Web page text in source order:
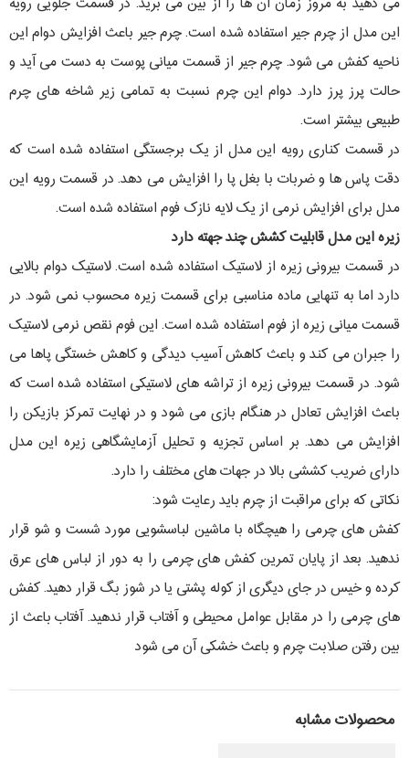
این مدل از چرم جیر استفاده شده است. چرم جیر باعث افزایش دوام این
ناحیه کفش می شود. چرم جیر از قسمت میانی پوست به دست می آید و
حالت پرز پرز دارد. دوام این چرم نسبت به تمامی زیر شاخه های چرم
طبیعی بیشتر است.
در قسمت کناری رویه این مدل از یک برجستگی استفاده شده است که
دقت پاس ها و ضربات با بغل پا را افزایش می دهد. در قسمت رویه این
مدل برای افزایش نرمی از یک لایه نازک فوم استفاده شده است.
زیره این مدل قابلیت کشش چند جهته دارد
در قسمت بیرونی زیره از لاستیک استفاده شده است. لاستیک دوام بالایی
دارد اما به تنهایی ماده مناسبی برای قسمت زیره محسوب نمی شود. در
قسمت میانی زیره از فوم استفاده شده است. این فوم نقص نرمی لاستیک
را جبران می کند و باعث کاهش آسیب دیدگی و کاهش خستگی پاها می
شود. در قسمت بیرونی زیره از تراشه های لاستیکی استفاده شده است که
باعث افزایش تعادل در هنگام بازی می شود و در نهایت تمرکز بازیکن را
افزایش می دهد. بر اساس تجزیه و تحلیل آزمایشگاهی زیره این مدل
دارای ضریب کششی بالا در جهات های مختلف را دارد.
نکاتی که برای مراقبت از چرم باید رعایت شود:
کفش های چرمی را هیچگاه با ماشين لباسشویی مورد شست و شو قرار
ندهید. بعد از پایان تمرین کفش های چرمی را به دور از لباس های عرق
کرده و خیس در جای دیگری از کوله پشتی یا در شوز بگ قرار دهید. کفش
های چرمی را در مقابل عوامل محیطی و آفتاب قرار ندهید. آفتاب باعث از
بین رفتن صلابت چرم و باعث خشکی آن می شود
محصولات مشابه